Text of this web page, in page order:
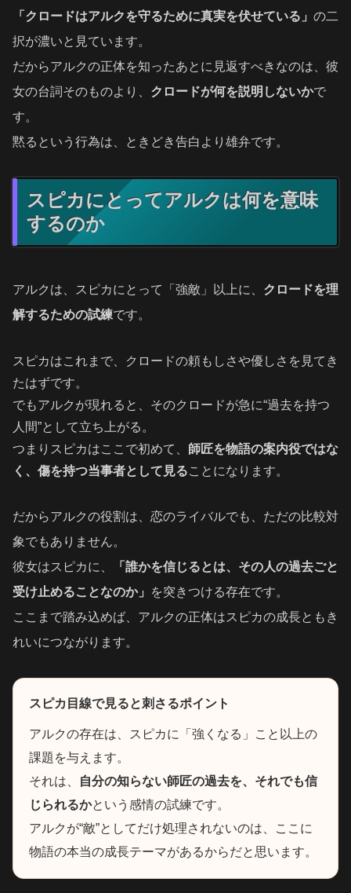
「クロードはアルクを守るために真実を伏せている」 の二
択が濃いと見ています。
だからアルクの正体を知ったあとに見返すべきなのは、彼
女の台詞そのものより、 クロードが何を説明しないかで
す。
黙るという行為は、ときどき告白より雄弁です。
スピカにとってアルクは何を意味
するのか
アルクは、スピカにとって「強敵」以上に、 クロードを理
解するための試練です。
スピカはこれまで、クロードの頼もしさや優しさを見てき
たはずです。
でもアルクが現れると、そのクロードが急に“過去を持つ
人間”として立ち上がる。
つまりスピカはここで初めて、 師匠を物語の案内役ではな
く、傷を持つ当事者として見ることになります。
だからアルクの役割は、恋のライバルでも、ただの比較対
象でもありません。
彼女はスピカに、
「誰かを信じるとは、その人の過去ごと
受け止めることなのか」
を突きつける存在です。
ここまで踏み込めば、アルクの正体はスピカの成長ともき
れいにつながります。
スピカ目線で見ると刺さるポイント
アルクの存在は、スピカに「強くなる」こと以上の
課題を与えます。
それは、
自分の知らない師匠の過去を、それでも信
じられるかという感情の試練です。
アルクが“敵”としてだけ処理されないのは、ここに
物語の本当の成長テーマがあるからだと思います。